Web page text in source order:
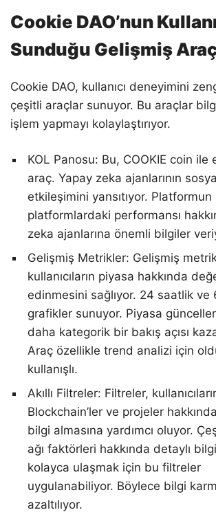
Cookie DAO’nun
Sunduğu Gelişmiş
Cookie DAO, kullanıcı deneyimini
çeşitli araçlar sunuyor. Bu araçlar
işlem yapmayı kolaylaştırıyor.
KOL Panosu: Bu, COOKIE coin ile
araç. Yapay zeka ajanlarının
etkileşimini yansıtıyor. Platformun
platformlardaki performansı
zeka ajanlarına önemli bilgiler
Gelişmiş Metrikler: Gelişmiş
kullanıcıların piyasa hakkında
edinmesini sağlıyor. 24 saatlik ve
grafikler sunuyor. Piyasa
daha kategorik bir bakış açısı
Araç özellikle trend analizi için
kullanışlı.
Akıllı Filtreler: Filtreler,
Blockchain’ler ve projeler
bilgi almasına yardımcı oluyor.
ağı faktörleri hakkında detaylı
kolayca ulaşmak için bu filtreler
uygulanabiliyor. Böylece bilgi
azaltılıyor.